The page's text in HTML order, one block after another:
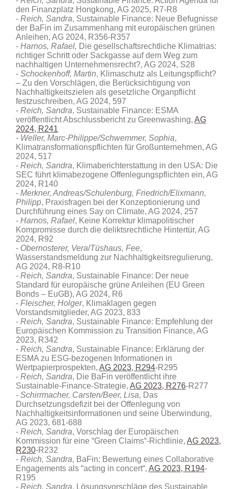
den Finanzplatz Hongkong, AG 2025, R7-R8
Reich, Sandra, Sustainable Finance: Neue Befugnisse
der BaFin im Zusammenhang mit europäischen grünen
Anleihen, AG 2024, R356-R357
Harnos, Rafael, Die gesellschaftsrechtliche Klimatrias:
richtiger Schritt oder Sackgasse auf dem Weg zum
nachhaltigen Unternehmensrecht?, AG 2024, S28
Schockenhoff, Martin, Klimaschutz als Leitungspflicht?
– Zu den Vorschlägen, die Berücksichtigung von
Nachhaltigkeitszielen als gesetzliche Organpflicht
festzuschreiben, AG 2024, 597
Reich, Sandra, Sustainable Finance: ESMA
veröffentlicht Abschlussbericht zu Greenwashing,AG
2024, R241
Weller, Marc-Philippe/Schwemmer, Sophia,
Klimatransformationspflichten für Großunternehmen, AG
2024, 517
Reich, Sandra, Klimaberichterstattung in den USA: Die
SEC führt klimabezogene Offenlegungspflichten ein, AG
2024, R140
Merkner, Andreas/Schulenburg, Friedrich/Elixmann,
Philipp, Praxisfragen bei der Konzeptionierung und
Durchführung eines Say on Climate, AG 2024, 257
Harnos, Rafael, Keine Korrektur klimapolitischer
Kompromisse durch die deliktsrechtliche Hintertür, AG
2024, R92
Obernosterer, Vera/Tüshaus, Fee,
Wasserstandsmeldung zur Nachhaltigkeitsregulierung,
AG 2024, R8-R10
Reich, Sandra, Sustainable Finance: Der neue
Standard für europäische grüne Anleihen (EU Green
Bonds – EuGB), AG 2024, R6
Fleischer, Holger, Klimaklagen gegen
Vorstandsmitglieder, AG 2023, 833
Reich, Sandra, Sustainable Finance: Empfehlung der
Europäischen Kommission zu Transition Finance, AG
2023, R342
Reich, Sandra, Sustainable Finance: Erklärung der
ESMA zu ESG-bezogenen Informationen in
Wertpapierprospekten,AG 2023, R294-R295
Reich, Sandra, Die BaFin veröffentlicht ihre
Sustainable-Finance-Strategie,AG 2023, R276-R277
Schirrmacher, Carsten/Beer, Lisa, Das
Durchsetzungsdefizit bei der Offenlegung von
Nachhaltigkeitsinformationen und seine Überwindung,
AG 2023, 681-688
Reich, Sandra, Vorschlag der Europäischen
Kommission für eine “Green Claims“-Richtlinie,AG 2023,
R230-R232
Reich, Sandra, BaFin: Bewertung eines Collaborative
Engagements als “acting in concert“,AG 2023, R194-
R195
Reich, Sandra, Lösungsvorschläge des Sustainable